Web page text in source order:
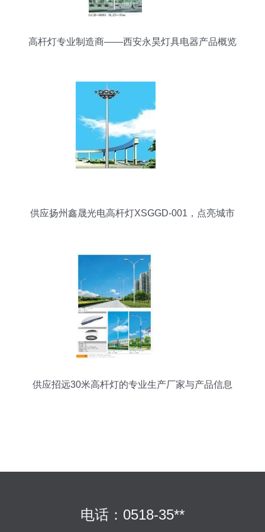
高杆灯专业制造商——西安永昊灯具电器产品概览
供应扬州鑫晟光电高杆灯XSGGD-001，点亮城市
供应招远30米高杆灯的专业生产厂家与产品信息
电话：0518-35**